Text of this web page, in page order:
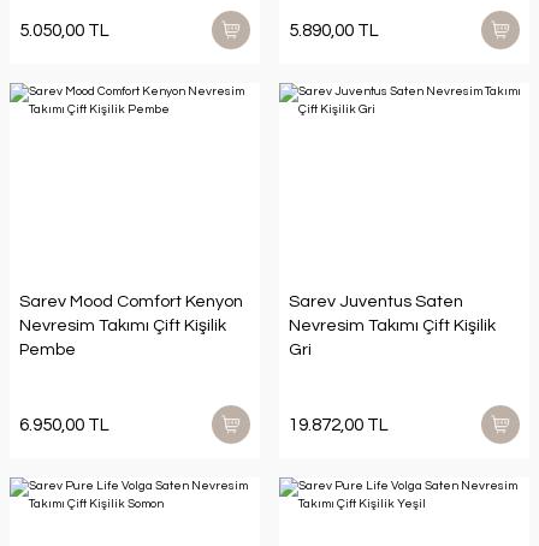
5.050,00 TL 5.890,00 TL
Sarev Mood Comfort Kenyon
Nevresim Takımı Çift Kişilik
Pembe
6.950,00 TL
Sarev Juventus Saten
Nevresim Takımı Çift Kişilik
Gri
19.872,00 TL